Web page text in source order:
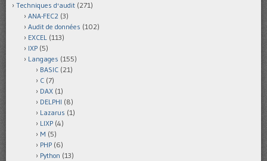
Techniques d'audit (271)
ANA-FEC2 (3)
Audit de données (102)
EXCEL (113)
IXP (5)
Langages (155)
BASIC (21)
C (7)
DAX (1)
DELPHI (8)
Lazarus (1)
LIXP (4)
M (5)
PHP (6)
Python (13)